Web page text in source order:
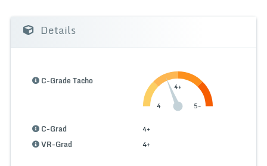
Details
C-Grade Tacho
4
4+
5-
C-Grad
4+
VR-Grad
4+